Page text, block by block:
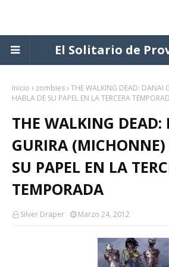
El Solitario de
Inicio zombies THE WALKING DEAD: DANAI
HABLA DE SU PAPEL EN LA TERCERA
THE WALKING DEAD:
GURIRA
SU PAPEL EN LA
TEMPORADA
Silver Draper Marzo 24, 2012